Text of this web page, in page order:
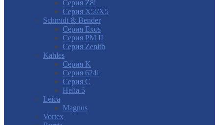
Серия Z8i
Серия X5i/X5
Schmidt & Bender
Серия Exos
Серия PM II
Cерия Zenith
Kahles
Серия K
Серия 624i
Серия С
Helia 5
Leica
Magnus
Vortex